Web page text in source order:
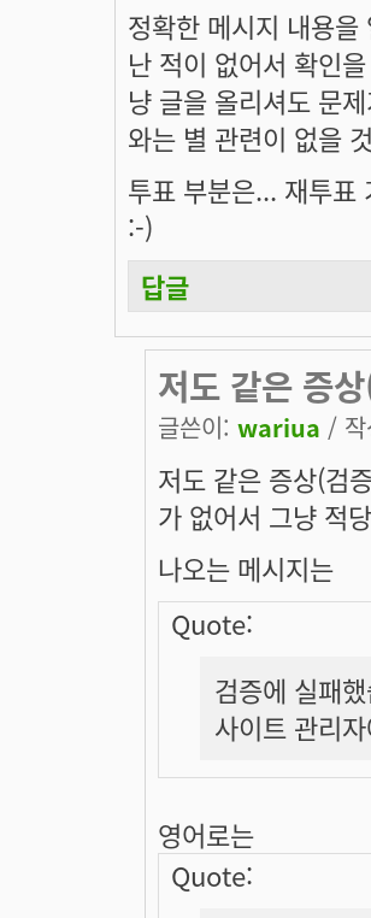
정확한 메시지 내용
난 적이 없어서 확인
냥 글을 올리셔도 문
와는 별 관련이 없을
투표 부분은... 재투표
:-)
답글
저도 같은 증
글쓴이: wariua /
저도 같은 증상(검
가 없어서 그냥 적
나오는 메시지는
Quote:
검증에 실패
사이트 관리
영어로는
Quote: